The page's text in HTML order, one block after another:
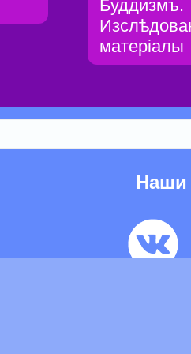
Буддизмъ.
матеріалы
Наши